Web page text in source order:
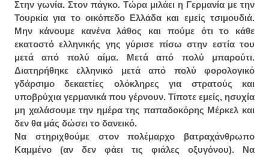
Στην γωνία. Στον πάγκο. Τώρα μιλάει η Γερμανία με την
Τουρκία για το οικόπεδο Ελλάδα και εμείς τσιμουδιά.
Μην κάνουμε κανένα λάθος και πούμε ότι το κάθε
εκατοστό ελληνικής γης γύρισε πίσω στην εστία του
μετά από πολύ αίμα. Μετά από πολύ μπαρούτι.
Διατηρήθηκε ελληνικό μετά από πολύ φορολογικό
γδάρσιμο δεκαετίες ολόκληρες για στρατούς και
υποβρύχια γερμανικά που γέρνουν. Τίποτε εμείς, ησυχία
μη χαλάσουμε την ημέρα της παπαδοκόρης Μέρκελ και
δεν θα μάς δώσει το δανεικό.
Να στηριχθούμε στον πολέμαρχο βατραχάνθρωπο
Καμμένο (αν δεν φάει τις φιάλες οξυγόνου). Να